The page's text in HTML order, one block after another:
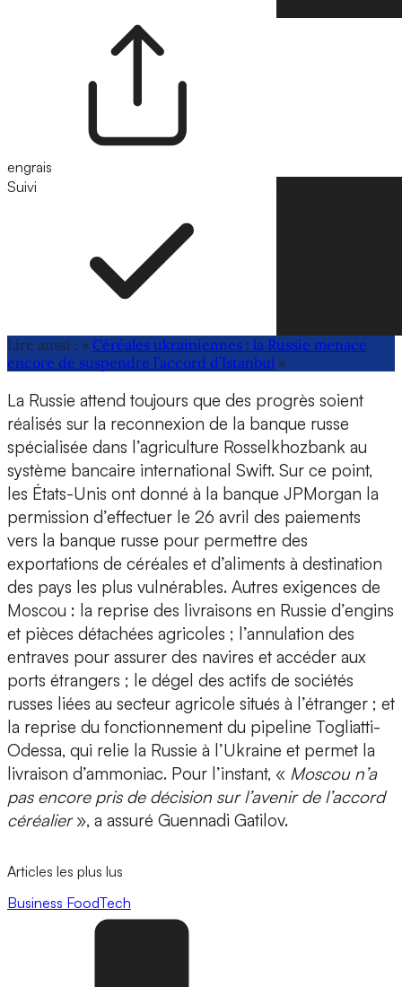
engrais
Suivi
Lire aussi : « Céréales ukrainiennes : la Russie menace
encore de suspendre l’accord d’Istanbul »
La Russie attend toujours que des progrès soient
réalisés sur la reconnexion de la banque russe
spécialisée dans l’agriculture Rosselkhozbank au
système bancaire international Swift. Sur ce point,
les États-Unis ont donné à la banque JPMorgan la
permission d’effectuer le 26 avril des paiements
vers la banque russe pour permettre des
exportations de céréales et d’aliments à destination
des pays les plus vulnérables. Autres exigences de
Moscou : la reprise des livraisons en Russie d’engins
et pièces détachées agricoles ; l’annulation des
entraves pour assurer des navires et accéder aux
ports étrangers ; le dégel des actifs de sociétés
russes liées au secteur agricole situés à l’étranger ; et
la reprise du fonctionnement du pipeline Togliatti-
Odessa, qui relie la Russie à l’Ukraine et permet la
livraison d’ammoniac. Pour l’instant, « Moscou n’a
pas encore pris de décision sur l’avenir de l’accord
céréalier», a assuré Guennadi Gatilov.
Articles les plus lus
Business FoodTech